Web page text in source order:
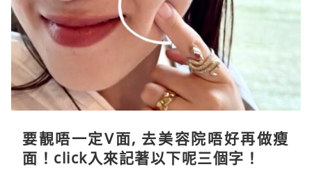
要靚唔一定V面, 去美容院唔好再做瘦
面！click入來記著以下呢三個字！